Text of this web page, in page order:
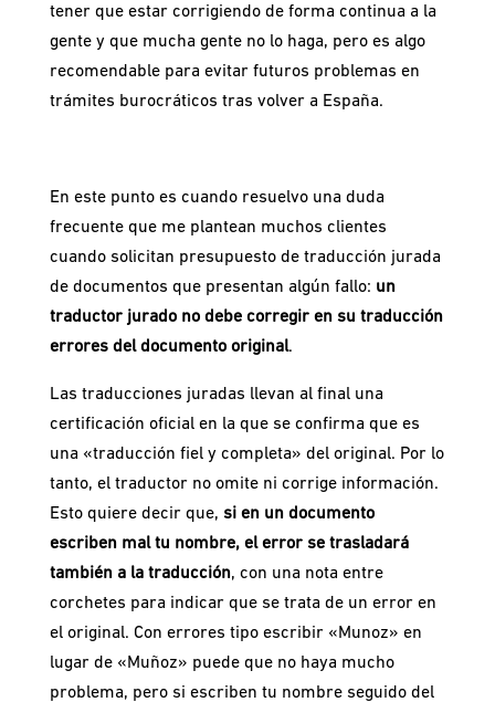
tener que estar corrigiendo de forma continua a la
gente y que mucha gente no lo haga, pero es algo
recomendable para evitar futuros problemas en
trámites burocráticos tras volver a España.
En este punto es cuando resuelvo una duda
frecuente que me plantean muchos clientes
cuando solicitan presupuesto de traducción jurada
de documentos que presentan algún fallo: un
traductor jurado no debe corregir en su traducción
errores del documento original.
Las traducciones juradas llevan al final una
certificación oficial en la que se confirma que es
una «traducción fiel y completa» del original. Por lo
tanto, el traductor no omite ni corrige información.
Esto quiere decir que, si en un documento
escriben mal tu nombre, el error se trasladará
también a la traducción, con una nota entre
corchetes para indicar que se trata de un error en
el original. Con errores tipo escribir «Munoz» en
lugar de «Muñoz» puede que no haya mucho
problema, pero si escriben tu nombre seguido del